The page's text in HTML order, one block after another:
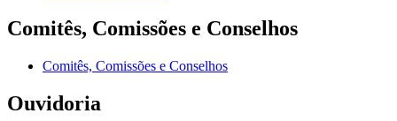
Comitês, Comissões e Conselhos
Comitês, Comissões e Conselhos
Ouvidoria